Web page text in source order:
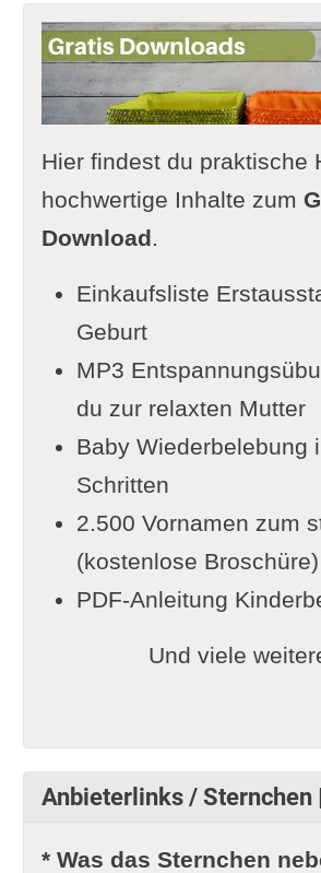
Hier findest du praktische
hochwertige Inhalte zum
Download.
Einkaufsliste
Geburt
MP3
du zur relaxten Mutter
Baby Wiederbelebung
Schritten
2.500 Vornamen zum
(kostenlose Broschüre)
PDF-Anleitung
Und viele
Anbieterlinks / Sternchen
* Was das Sternchen